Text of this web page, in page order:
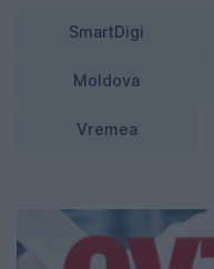
SmartDigi
Moldova
Vremea